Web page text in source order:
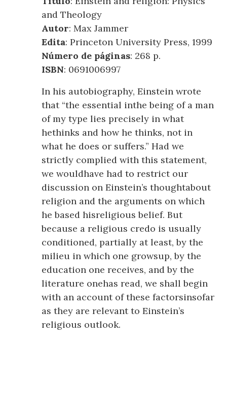
and Theology
Autor: Max Jammer
Edita: Princeton University Press, 1999
Número de páginas: 268 p.
ISBN: 0691006997
In his autobiography, Einstein wrote
that “the essential inthe being of a man
of my type lies precisely in what
hethinks and how he thinks, not in
what he does or suffers.” Had we
strictly complied with this statement,
we wouldhave had to restrict our
discussion on Einstein’s thoughtabout
religion and the arguments on which
he based hisreligious belief. But
because a religious credo is usually
conditioned, partially at least, by the
milieu in which one growsup, by the
education one receives, and by the
literature onehas read, we shall begin
with an account of these factorsinsofar
as they are relevant to Einstein’s
religious outlook.